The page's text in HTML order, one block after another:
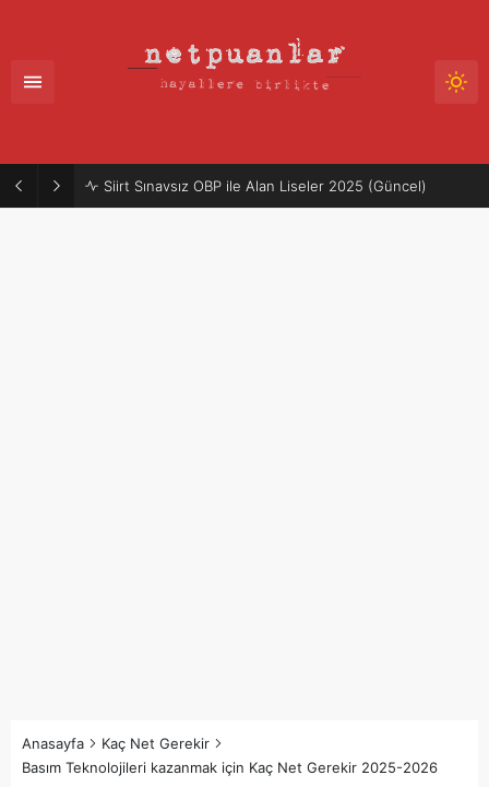
Siirt Sınavsız OBP ile Alan Liseler 2025 (Güncel)
Anasayfa
Kaç Net Gerekir
Basım Teknolojileri kazanmak için Kaç Net Gerekir 2025-2026